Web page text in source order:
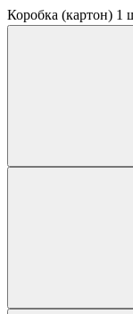
Коробка (картон)